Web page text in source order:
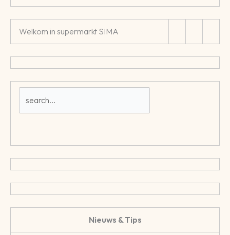
Welkom in supermarkt SIMA
Nieuws & Tips